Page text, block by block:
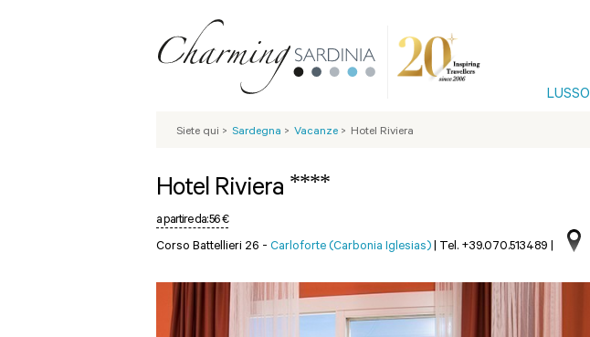
LUSSO
Siete qui > Sardegna > Vacanze > Hotel Riviera
Hotel Riviera ****
a partire da:56 €
Corso Battellieri 26 - Carloforte (Carbonia Iglesias) | Tel. +39.070.513489 |